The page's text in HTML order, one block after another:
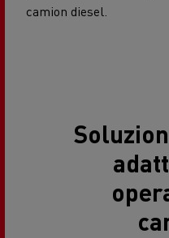
camion diesel.